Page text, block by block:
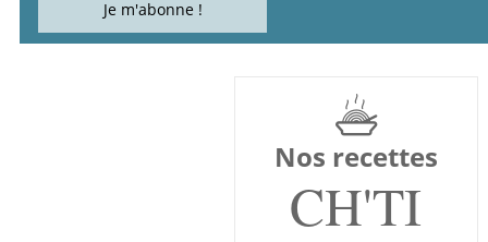
Nos recettes
CH'TI